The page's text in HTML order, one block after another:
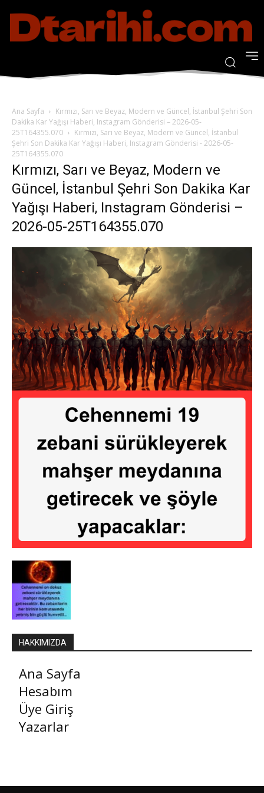
Ana Sayfa
Kırmızı, Sarı ve Beyaz, Modern ve Güncel, İstanbul Şehri Son
Dakika Kar Yağışı Haberi, Instagram Gönderisi – 2026-05-
25T164355.070
Kırmızı, Sarı ve Beyaz, Modern ve Güncel, İstanbul
Şehri Son Dakika Kar Yağışı Haberi, Instagram Gönderisi - 2026-05-
25T164355.070
Kırmızı, Sarı ve Beyaz, Modern ve
Güncel, İstanbul Şehri Son Dakika Kar
Yağışı Haberi, Instagram Gönderisi –
2026-05-25T164355.070
HAKKIMIZDA
Ana Sayfa
Hesabım
Üye Giriş
Yazarlar